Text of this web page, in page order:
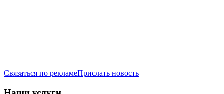
Связаться по рекламеПрислать новость